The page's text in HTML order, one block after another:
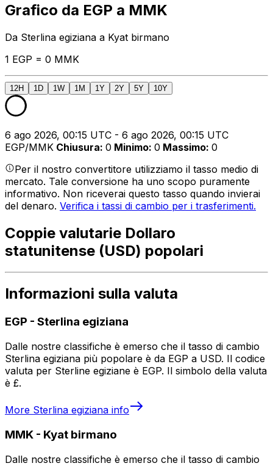
Grafico da EGP a MMK
Da Sterlina egiziana a Kyat birmano
1 EGP = 0 MMK
12H 1D 1W 1M 1Y 2Y 5Y 10Y
6 ago 2026, 00:15 UTC - 6 ago 2026, 00:15 UTC
EGP/MMK Chiusura: 0 Minimo: 0 Massimo: 0
Per il nostro convertitore utilizziamo il tasso medio di
mercato. Tale conversione ha uno scopo puramente
informativo. Non riceverai questo tasso quando invierai
del denaro. Verifica i tassi di cambio per i trasferimenti.
Coppie valutarie Dollaro
statunitense (USD) popolari
Informazioni sulla valuta
EGP - Sterlina egiziana
Dalle nostre classifiche è emerso che il tasso di cambio
Sterlina egiziana più popolare è da EGP a USD. Il codice
valuta per Sterline egiziane è EGP. Il simbolo della valuta
è £.
More Sterlina egiziana info
MMK - Kyat birmano
Dalle nostre classifiche è emerso che il tasso di cambio